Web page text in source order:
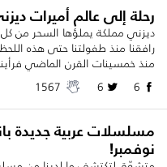
رحلة إلى عالم أميرات
ديزني مملكة يملؤها السحر من
رافقنا منذ طفولتنا حتى هذه
منذ خمسينات القرن الماضي
مسلسلات عربية جديدة
نوفمبر!